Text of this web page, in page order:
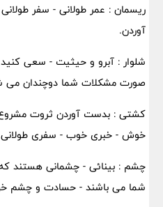
ریسمان : عمر طولانی - سفر
آوردن.
شلوار : آبرو و حیثیت - سعی
صورت مشکلات شما دوچندان می
کشتی : بدست آوردن ثروت
خوش - خبری خوب - سفری طولانی
چشم : بینائی - چشمانی هستند که
شما می باشند - حسادت و چشم